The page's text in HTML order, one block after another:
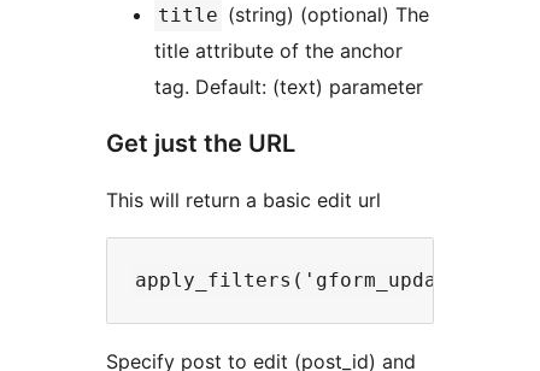
title (string) (optional) The
title attribute of the anchor
tag. Default: (text) parameter
Get just the URL
This will return a basic edit url
Specify post to edit (post_id) and